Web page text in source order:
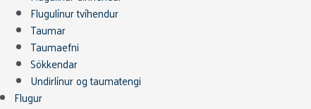
Flugulínur tvíhendur
Taumar
Taumaefni
Sökkendar
Undirlínur og taumatengi
Flugur